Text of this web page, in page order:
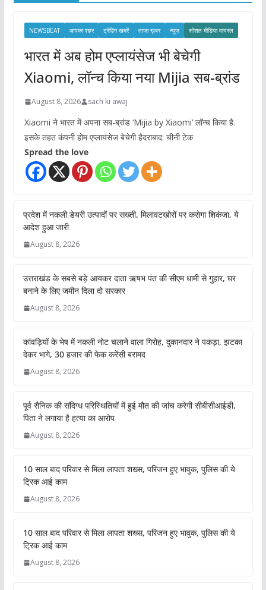
NEWSBEAT आपका शहर ट्रेंडिंग खबरें ताज़ा ख़बर न्यूज़ सोशल मीडिया वायरल
भारत में अब होम एप्लायंसेज भी बेचेगी
Xiaomi, लॉन्च किया नया Mijia सब-ब्रांड
August 8, 2026 sach ki awaj
Xiaomi ने भारत में अपना सब-ब्रांड ‘Mijia by Xiaomi’ लॉन्च किया है.
इसके तहत कंपनी होम एप्लायंसेज बेचेगी हैदराबाद: चीनी टेक
Spread the love
प्रदेश में नकली डेयरी उत्पादों पर सख्ती, मिलावटखोरों पर कसेगा शिकंजा, ये
आदेश हुआ जारी
August 8, 2026
उत्तराखंड के सबसे बड़े आयकर दाता ऋषभ पंत की सीएम धामी से गुहार, घर
बनाने के लिए जमीन दिला दो सरकार
August 8, 2026
कांवड़ियों के भेष में नकली नोट चलाने वाला गिरोह, दुकानदार ने पकड़ा, झटका
देकर भागे, 30 हजार की फेक करेंसी बरामद
August 8, 2026
पूर्व सैनिक की संदिग्ध परिस्थितियों में हुई मौत की जांच करेगी सीबीसीआईडी,
पिता ने लगाया है हत्या का आरोप
August 8, 2026
10 साल बाद परिवार से मिला लापता शख्स, परिजन हुए भावुक, पुलिस की ये
ट्रिक आई काम
August 8, 2026
10 साल बाद परिवार से मिला लापता शख्स, परिजन हुए भावुक, पुलिस की ये
ट्रिक आई काम
August 8, 2026